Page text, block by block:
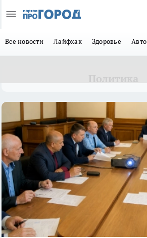
Все новости Лайфхак Здоровье Авто